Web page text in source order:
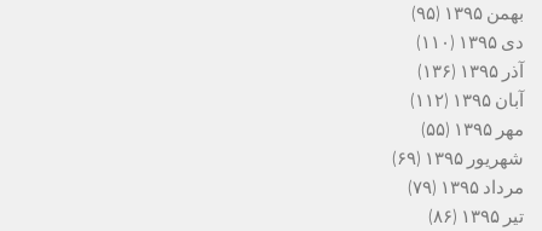
بهمن ۱۳۹۵
(۹۵)
دی ۱۳۹۵
(۱۱۰)
آذر ۱۳۹۵
(۱۳۶)
آبان ۱۳۹۵
(۱۱۲)
مهر ۱۳۹۵
(۵۵)
شهریور ۱۳۹۵
(۶۹)
مرداد ۱۳۹۵
(۷۹)
تیر ۱۳۹۵
(۸۶)